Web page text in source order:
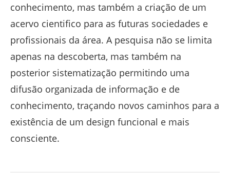
conhecimento, mas também a criação de um
acervo cientifico para as futuras sociedades e
profissionais da área. A pesquisa não se limita
apenas na descoberta, mas também na
posterior sistematização permitindo uma
difusão organizada de informação e de
conhecimento, traçando novos caminhos para a
existência de um design funcional e mais
consciente.